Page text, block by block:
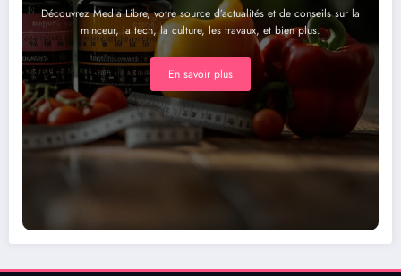
Découvrez Media Libre, votre source d’actualités et de conseils sur la
minceur, la tech, la culture, les travaux, et bien plus.
En savoir plus